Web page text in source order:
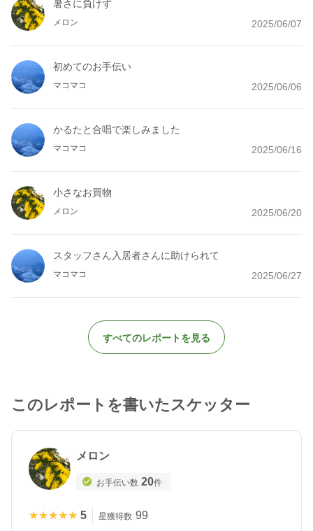
暑さに負けず
メロン 2025/06/07
初めてのお手伝い
マコマコ 2025/06/06
かるたと合唱で楽しみました
マコマコ 2025/06/16
小さなお買物
メロン 2025/06/20
スタッフさん入居者さんに助けられて
マコマコ 2025/06/27
すべてのレポートを見る
このレポートを書いたスケッター
メロン
お手伝い数 20件
★★★★★
★★★★★ 5 星獲得数 99